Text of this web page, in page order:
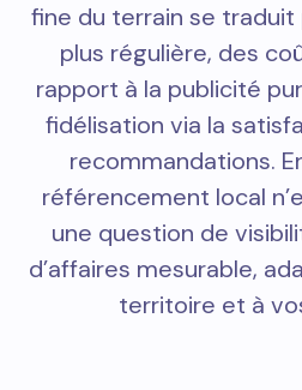
fine du terrain se traduit
plus régulière, des
rapport à la publicité
fidélisation via la
recommandations.
référencement local
une question de
d’affaires mesurable,
territoire et à